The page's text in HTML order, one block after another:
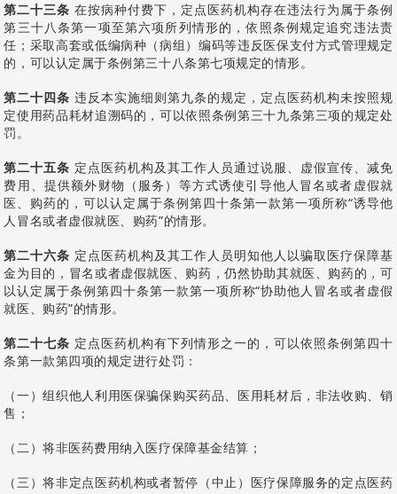
第二十三条 在按病种付费下，定点医药机构存在违法行为属于条例
第三十八条第一项至第六项所列情形的，依照条例规定追究违法责
任；采取高套或低编病种（病组）编码等违反医保支付方式管理规定
的，可以认定属于条例第三十八条第七项规定的情形。
第二十四条 违反本实施细则第九条的规定，定点医药机构未按照规
定使用药品耗材追溯码的，可以依照条例第三十九条第三项的规定处
罚。
第二十五条 定点医药机构及其工作人员通过说服、虚假宣传、减免
费用、提供额外财物（服务）等方式诱使引导他人冒名或者虚假就
医、购药的，可以认定属于条例第四十条第一款第一项所称“诱导他
人冒名或者虚假就医、购药”的情形。
第二十六条 定点医药机构及其工作人员明知他人以骗取医疗保障基
金为目的，冒名或者虚假就医、购药，仍然协助其就医、购药的，可
以认定属于条例第四十条第一款第一项所称“协助他人冒名或者虚假
就医、购药”的情形。
第二十七条 定点医药机构有下列情形之一的，可以依照条例第四十
条第一款第四项的规定进行处罚：
（一）组织他人利用医保骗保购买药品、医用耗材后，非法收购、销
售；
（二）将非医药费用纳入医疗保障基金结算；
（三）将非定点医药机构或者暂停（中止）医疗保障服务的定点医药